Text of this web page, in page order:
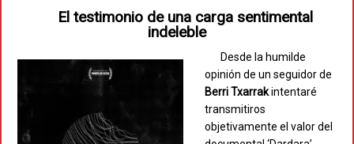
El testimonio de una carga sentimental
indeleble
Desde la humilde
opinión de un seguidor de
Berri Txarrakintentaré
transmitiros
objetivamente el valor del